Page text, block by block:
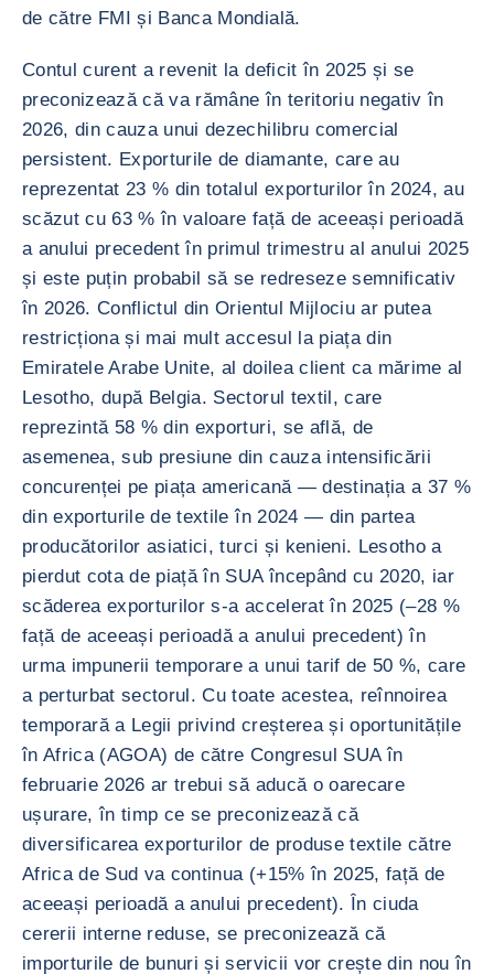
de către FMI și Banca Mondială.
Contul curent a revenit la deficit în 2025 și se
preconizează că va rămâne în teritoriu negativ în
2026, din cauza unui dezechilibru comercial
persistent. Exporturile de diamante, care au
reprezentat 23 % din totalul exporturilor în 2024, au
scăzut cu 63 % în valoare față de aceeași perioadă
a anului precedent în primul trimestru al anului 2025
și este puțin probabil să se redreseze semnificativ
în 2026. Conflictul din Orientul Mijlociu ar putea
restricționa și mai mult accesul la piața din
Emiratele Arabe Unite, al doilea client ca mărime al
Lesotho, după Belgia. Sectorul textil, care
reprezintă 58 % din exporturi, se află, de
asemenea, sub presiune din cauza intensificării
concurenței pe piața americană — destinația a 37 %
din exporturile de textile în 2024 — din partea
producătorilor asiatici, turci și kenieni. Lesotho a
pierdut cota de piață în SUA începând cu 2020, iar
scăderea exporturilor s-a accelerat în 2025 (–28 %
față de aceeași perioadă a anului precedent) în
urma impunerii temporare a unui tarif de 50 %, care
a perturbat sectorul. Cu toate acestea, reînnoirea
temporară a Legii privind creșterea și oportunitățile
în Africa (AGOA) de către Congresul SUA în
februarie 2026 ar trebui să aducă o oarecare
ușurare, în timp ce se preconizează că
diversificarea exporturilor de produse textile către
Africa de Sud va continua (+15% în 2025, față de
aceeași perioadă a anului precedent). În ciuda
cererii interne reduse, se preconizează că
importurile de bunuri și servicii vor crește din nou în